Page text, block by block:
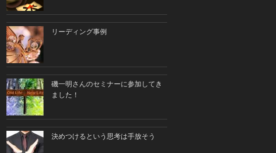
リーディング事例
磯一明さんのセミナーに参加してき
ました！
決めつけるという思考は手放そう